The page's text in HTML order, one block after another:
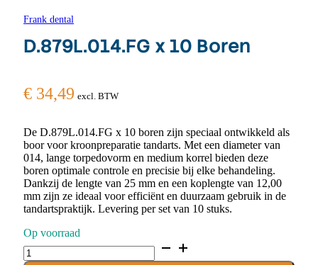
Frank dental
D.879L.014.FG x 10 Boren
€ 34,49 excl. BTW
De D.879L.014.FG x 10 boren zijn speciaal ontwikkeld als
boor voor kroonpreparatie tandarts. Met een diameter van
014, lange torpedovorm en medium korrel bieden deze
boren optimale controle en precisie bij elke behandeling.
Dankzij de lengte van 25 mm en een koplengte van 12,00
mm zijn ze ideaal voor efficiënt en duurzaam gebruik in de
tandartspraktijk. Levering per set van 10 stuks.
Op voorraad
D.879L.014.FG
x